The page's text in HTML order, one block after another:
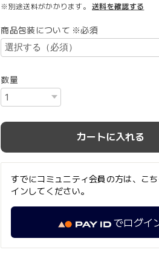
※別途送料がかかります。
送料を確認する
商品包装について ※必須
数量
カートに入れる
すでにコミュニティ会員の方は、こ
インしてください。
でログイ